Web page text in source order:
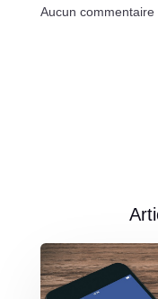
Aucun commentaire